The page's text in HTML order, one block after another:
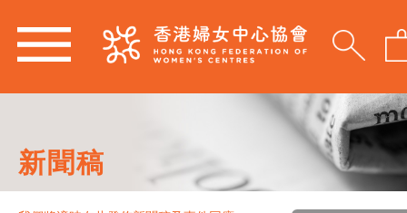
新聞稿